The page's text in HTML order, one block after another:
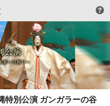
特別公演 ガンガラーの谷